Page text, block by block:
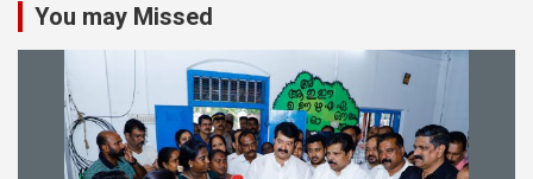
You may Missed